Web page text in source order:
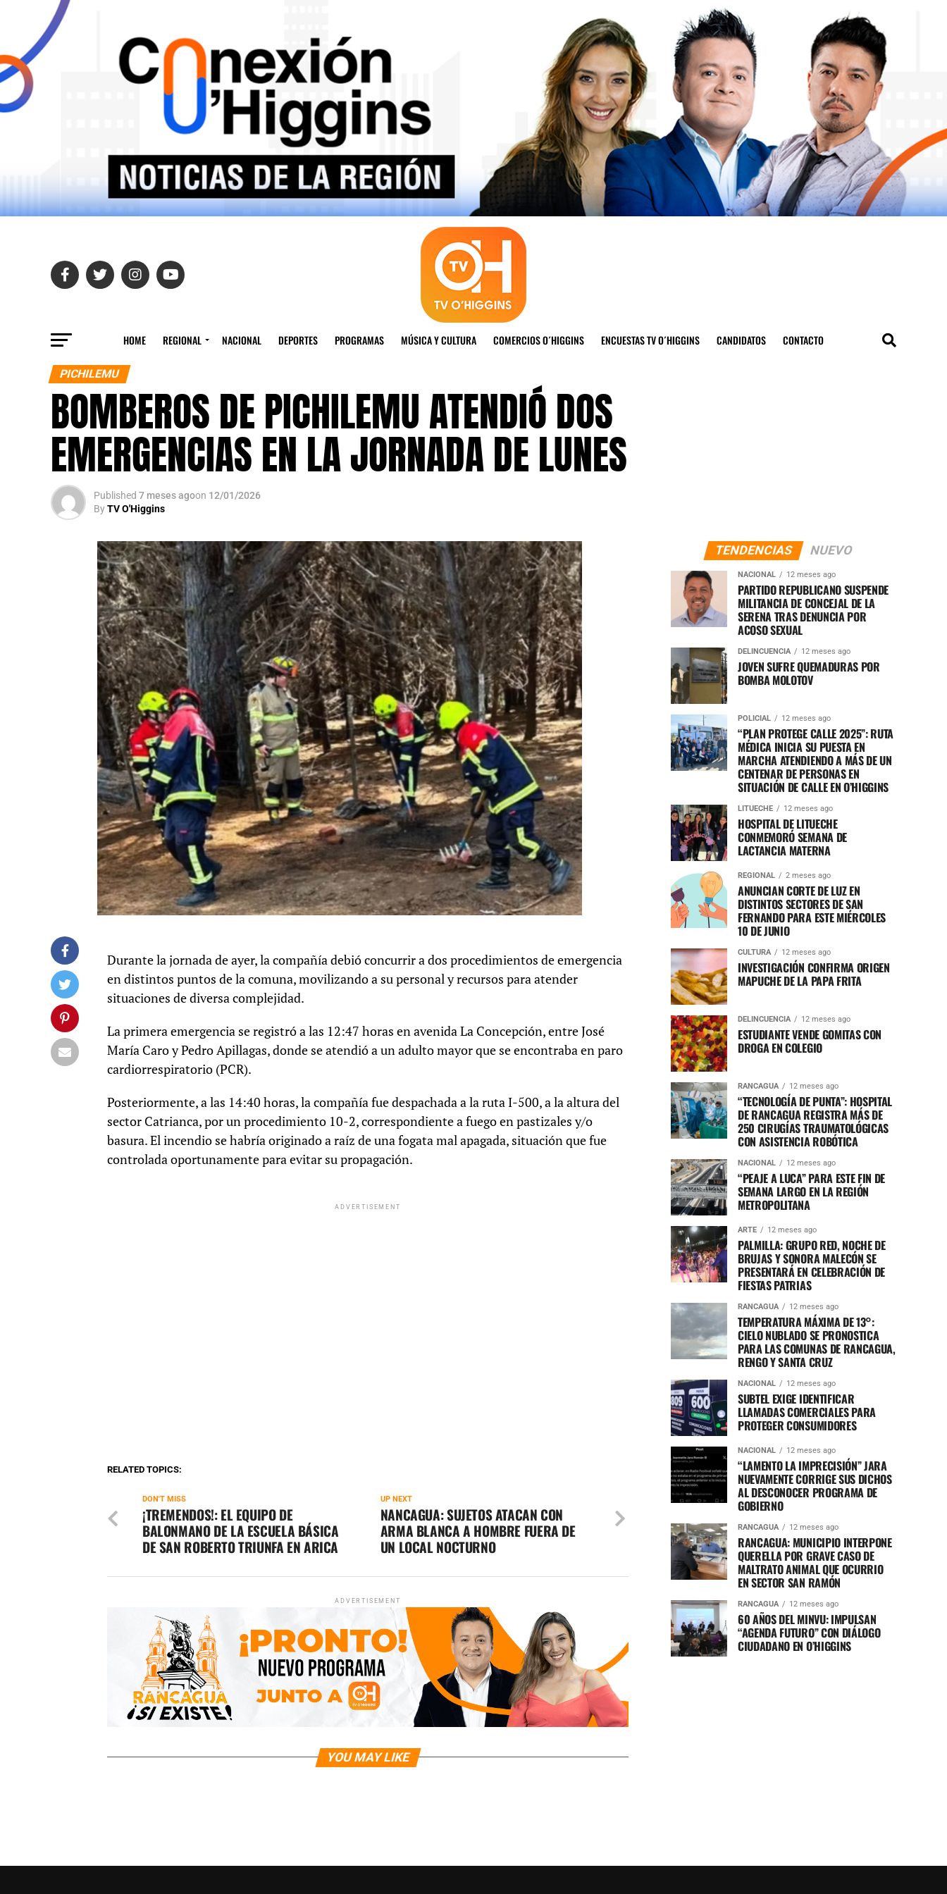
HOME REGIONAL NACIONAL DEPORTES PROGRAMAS MÚSICA Y CULTURA COMERCIOS O´HIGGINS ENCUESTAS TV O´HIGGINS CANDIDATOS CONTACTO
PICHILEMU
BOMBEROS DE PICHILEMU ATENDIÓ DOS
EMERGENCIAS EN LA JORNADA DE LUNES
Published 7 meses agoon 12/01/2026
ByTV O'Higgins
Durante la jornada de ayer, la compañía debió concurrir a dos procedimientos de emergencia
en distintos puntos de la comuna, movilizando a su personal y recursos para atender
situaciones de diversa complejidad.
La primera emergencia se registró a las 12:47 horas en avenida La Concepción, entre José
María Caro y Pedro Apillagas, donde se atendió a un adulto mayor que se encontraba en paro
cardiorrespiratorio (PCR).
Posteriormente, a las 14:40 horas, la compañía fue despachada a la ruta I-500, a la altura del
sector Catrianca, por un procedimiento 10-2, correspondiente a fuego en pastizales y/o
basura. El incendio se habría originado a raíz de una fogata mal apagada, situación que fue
controlada oportunamente para evitar su propagación.
ADVERTISEMENT
RELATED TOPICS:
UP NEXT
NANCAGUA: SUJETOS ATACAN CON
ARMA BLANCA A HOMBRE FUERA DE
UN LOCAL NOCTURNO
DON'T MISS
¡TREMENDOS!: EL EQUIPO DE
BALONMANO DE LA ESCUELA BÁSICA
DE SAN ROBERTO TRIUNFA EN ARICA
ADVERTISEMENT
YOU MAY LIKE
TENDENCIAS NUEVO
NACIONAL 12 meses ago
PARTIDO REPUBLICANO SUSPENDE
MILITANCIA DE CONCEJAL DE LA
SERENA TRAS DENUNCIA POR
ACOSO SEXUAL
DELINCUENCIA 12 meses ago
JOVEN SUFRE QUEMADURAS POR
BOMBA MOLOTOV
POLICIAL 12 meses ago
“PLAN PROTEGE CALLE 2025”: RUTA
MÉDICA INICIA SU PUESTA EN
MARCHA ATENDIENDO A MÁS DE UN
CENTENAR DE PERSONAS EN
SITUACIÓN DE CALLE EN O’HIGGINS
LITUECHE 12 meses ago
HOSPITAL DE LITUECHE
CONMEMORÓ SEMANA DE
LACTANCIA MATERNA
REGIONAL 2 meses ago
ANUNCIAN CORTE DE LUZ EN
DISTINTOS SECTORES DE SAN
FERNANDO PARA ESTE MIÉRCOLES
10 DE JUNIO
CULTURA 12 meses ago
INVESTIGACIÓN CONFIRMA ORIGEN
MAPUCHE DE LA PAPA FRITA
DELINCUENCIA 12 meses ago
ESTUDIANTE VENDE GOMITAS CON
DROGA EN COLEGIO
RANCAGUA 12 meses ago
“TECNOLOGÍA DE PUNTA”: HOSPITAL
DE RANCAGUA REGISTRA MÁS DE
250 CIRUGÍAS TRAUMATOLÓGICAS
CON ASISTENCIA ROBÓTICA
NACIONAL 12 meses ago
“PEAJE A LUCA” PARA ESTE FIN DE
SEMANA LARGO EN LA REGIÓN
METROPOLITANA
ARTE 12 meses ago
PALMILLA: GRUPO RED, NOCHE DE
BRUJAS Y SONORA MALECÓN SE
PRESENTARÁ EN CELEBRACIÓN DE
FIESTAS PATRIAS
RANCAGUA 12 meses ago
TEMPERATURA MÁXIMA DE 13°:
CIELO NUBLADO SE PRONOSTICA
PARA LAS COMUNAS DE RANCAGUA,
RENGO Y SANTA CRUZ
NACIONAL 12 meses ago
SUBTEL EXIGE IDENTIFICAR
LLAMADAS COMERCIALES PARA
PROTEGER CONSUMIDORES
NACIONAL 12 meses ago
“LAMENTO LA IMPRECISIÓN” JARA
NUEVAMENTE CORRIGE SUS DICHOS
AL DESCONOCER PROGRAMA DE
GOBIERNO
RANCAGUA 12 meses ago
RANCAGUA: MUNICIPIO INTERPONE
QUERELLA POR GRAVE CASO DE
MALTRATO ANIMAL QUE OCURRIO
EN SECTOR SAN RAMÓN
RANCAGUA 12 meses ago
60 AÑOS DEL MINVU: IMPULSAN
“AGENDA FUTURO” CON DIÁLOGO
CIUDADANO EN O’HIGGINS